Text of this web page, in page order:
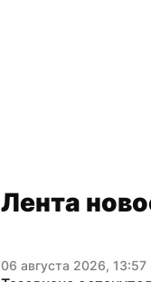
Лента
06 августа 2026, 13:57